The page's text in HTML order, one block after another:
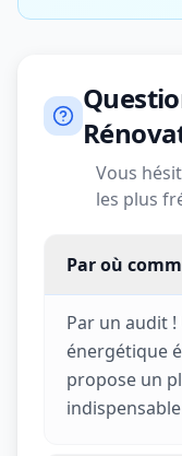
Vous
les plus
Par où
Par un audit
énergétique
propose un